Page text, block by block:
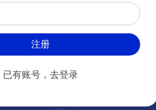
注册
已有账号，去登录